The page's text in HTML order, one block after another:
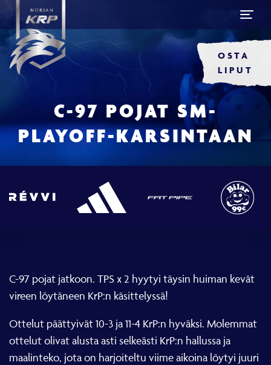
OSTA
LIPUT
C-97 POJAT SM-
PLAYOFF-KARSINTAAN
C-97 pojat jatkoon. TPS x 2 hyytyi täysin huiman kevät
vireen löytäneen KrP:n käsittelyssä!
Ottelut päättyivät 10-3 ja 11-4 KrP:n hyväksi. Molemmat
ottelut olivat alusta asti selkeästi KrP:n hallussa ja
maalinteko, jota on harjoiteltu viime aikoina löytyi juuri